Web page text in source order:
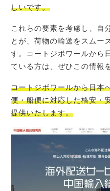
しいです。
これらの要素を考慮し、自
とが、荷物の輸送をスムー
す。コートジボワールから
ている方は、ぜひこの情報
コートジボワールから日本
便・船便に対応した格安・
提供いたします。